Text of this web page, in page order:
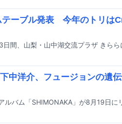
テーブル発表 今年のトリは
中洋介、フュージョンの遺